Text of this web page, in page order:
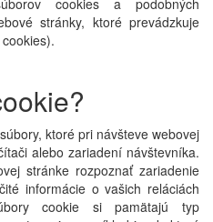
cookies a podobných
stránky, ktoré prevádzkuje
ktoré pri návšteve webovej
alebo zariadení návštevníka.
stránke rozpoznať zariadenie
informácie o vašich reláciách
cookie si pamätajú typ